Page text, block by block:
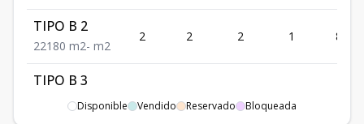
TIPO B 2
221 80 m2- m2
2 2 2 1 80
TIPO B 3
m2-m2
Disponible Vendido Reservado Bloqueada